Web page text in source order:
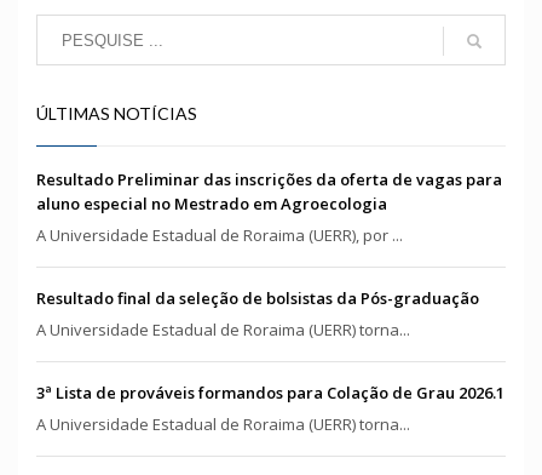
ÚLTIMAS NOTÍCIAS
Resultado Preliminar das inscrições da oferta de vagas para
aluno especial no Mestrado em Agroecologia
A Universidade Estadual de Roraima (UERR), por ...
Resultado final da seleção de bolsistas da Pós-graduação
A Universidade Estadual de Roraima (UERR) torna...
3ª Lista de prováveis formandos para Colação de Grau 2026.1
A Universidade Estadual de Roraima (UERR) torna...